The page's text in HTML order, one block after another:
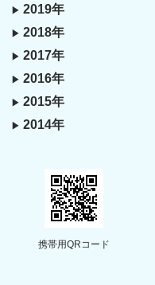
2019年
2018年
2017年
2016年
2015年
2014年
携帯用QRコード